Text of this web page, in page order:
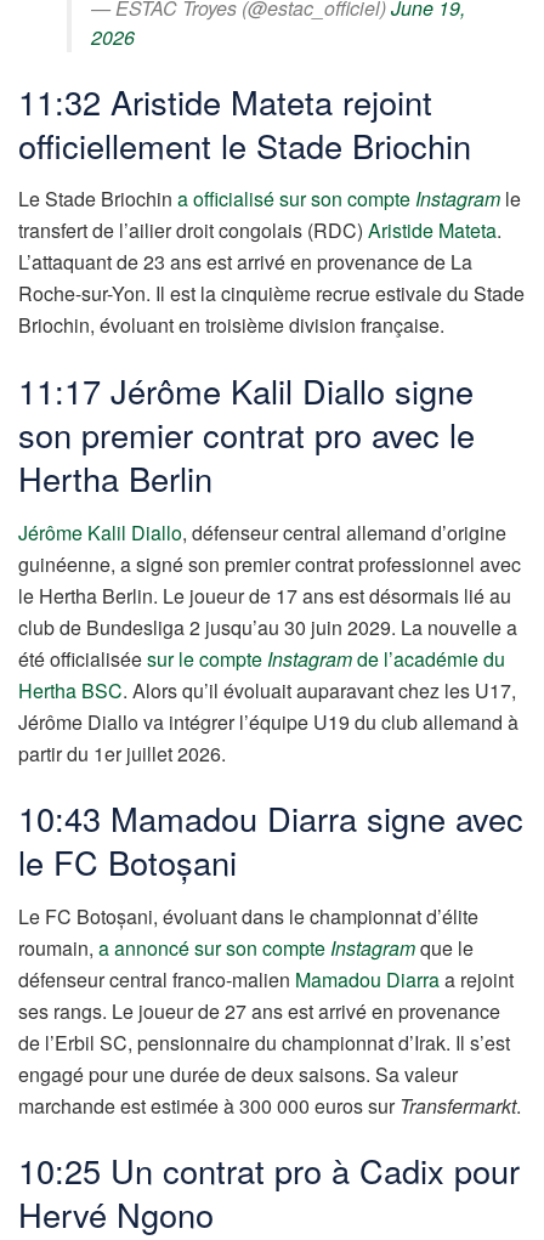
— ESTAC Troyes (@estac_officiel)June 19,
2026
11:32 Aristide Mateta rejoint
officiellement le Stade Briochin
Le Stade Briochin a officialisé sur son compteInstagram le
transfert de l’ailier droit congolais (RDC) Aristide Mateta.
L’attaquant de 23 ans est arrivé en provenance de La
Roche-sur-Yon. Il est la cinquième recrue estivale du Stade
Briochin, évoluant en troisième division française.
11:17 Jérôme Kalil Diallo signe
son premier contrat pro avec le
Hertha Berlin
Jérôme Kalil Diallo, défenseur central allemand d’origine
guinéenne, a signé son premier contrat professionnel avec
le Hertha Berlin. Le joueur de 17 ans est désormais lié au
club de Bundesliga 2 jusqu’au 30 juin 2029. La nouvelle a
été officialiséesur le compteInstagramde l’académie du
Hertha BSC. Alors qu’il évoluait auparavant chez les U17,
Jérôme Diallo va intégrer l’équipe U19 du club allemand à
partir du 1er juillet 2026.
10:43 Mamadou Diarra signe avec
le FC Botoșani
Le FC Botoșani, évoluant dans le championnat d’élite
roumain, a annoncé sur son compteInstagramque le
défenseur central franco-malien Mamadou Diarraa rejoint
ses rangs. Le joueur de 27 ans est arrivé en provenance
de l’Erbil SC, pensionnaire du championnat d’Irak. Il s’est
engagé pour une durée de deux saisons. Sa valeur
marchande est estimée à 300 000 euros sur Transfermarkt.
10:25 Un contrat pro à Cadix pour
Hervé Ngono